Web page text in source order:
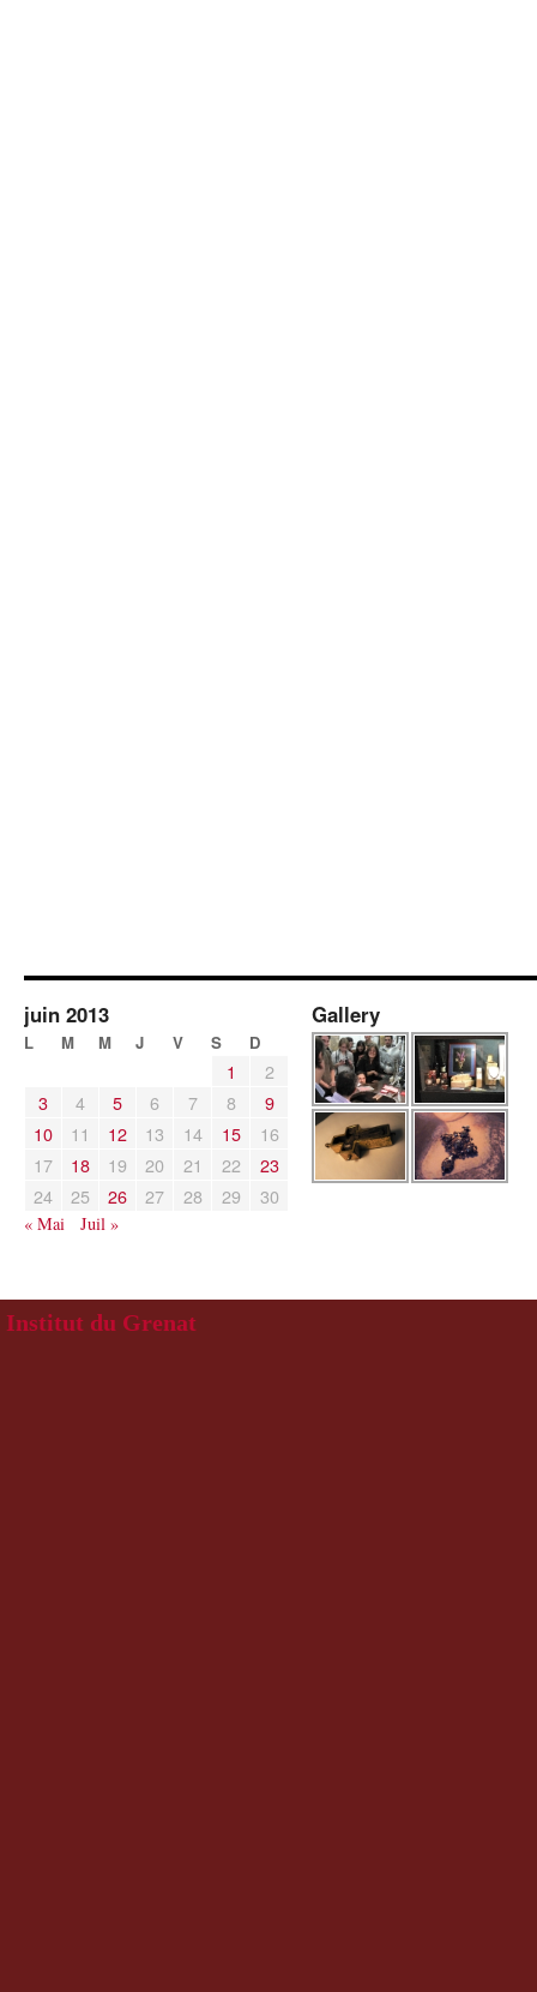
juin 2013
L M M J V S D
1
2
3
4 5 6 7 8
9
10
11 12 13 14 15
16
17
18 19 20 21 22
23
24
25 26 27 28 29 30
« Mai Juil »
Gallery
Institut du Grenat